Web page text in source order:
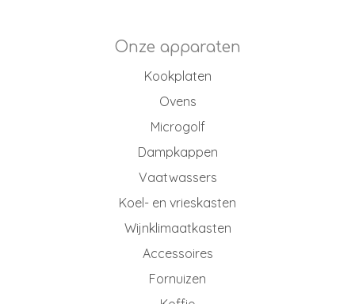
Onze apparaten
Kookplaten
Ovens
Microgolf
Dampkappen
Vaatwassers
Koel- en vrieskasten
Wijnklimaatkasten
Accessoires
Fornuizen